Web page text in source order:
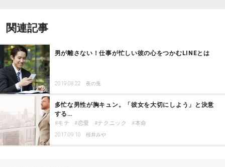
関連記事
男が離さない！仕事が忙しい彼の心をつかむLINEとは
2019.08.22 夜の兎
多忙な男性が胸キュン。「彼女を大切にしよう」と決意
する…
モテ 恋愛 テクニック 本命
2017.09.10 桜井みや